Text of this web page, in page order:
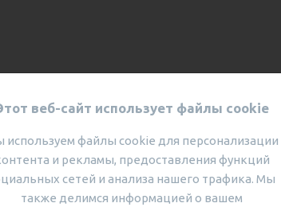
веб-сайт использует файлы cookie
используем файлы cookie для персонализации
и рекламы, предоставления функций
сетей и анализа нашего трафика. Мы
также делимся информацией о вашем